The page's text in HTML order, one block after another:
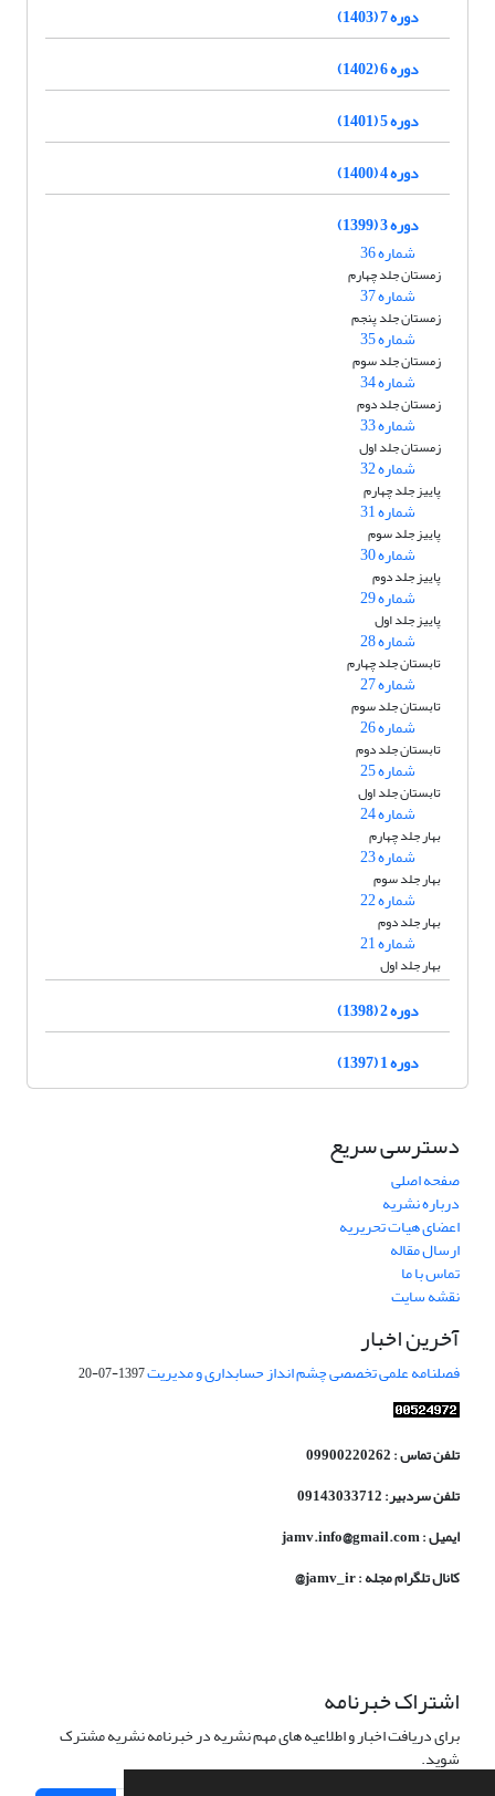
دوره 7 (1403)
دوره 6 (1402)
دوره 5 (1401)
دوره 4 (1400)
دوره 3 (1399)
شماره 36
زمستان جلد چهارم
شماره 37
زمستان جلد پنجم
شماره 35
زمستان جلد سوم
شماره 34
زمستان جلد دوم
شماره 33
زمستان جلد اول
شماره 32
پاییز جلد چهارم
شماره 31
پاییز جلد سوم
شماره 30
پاییز جلد دوم
شماره 29
پاییز جلد اول
شماره 28
تابستان جلد چهارم
شماره 27
تابستان جلد سوم
شماره 26
تابستان جلد دوم
شماره 25
تابستان جلد اول
شماره 24
بهار جلد چهارم
شماره 23
بهار جلد سوم
شماره 22
بهار جلد دوم
شماره 21
بهار جلد اول
دوره 2 (1398)
دوره 1 (1397)
دسترسی سریع
صفحه اصلی
درباره نشریه
اعضای هیات تحریریه
ارسال مقاله
تماس با ما
نقشه سایت
آخرین اخبار
فصلنامه علمی تخصصی چشم انداز حسابداری و مدیریت1397-07-20
تلفن تماس : 09900220262
تلفن سردبیر: 09143033712
ایمیل : jamv.info@gmail.com
کانال تلگرام مجله : jamv_ir@
اشتراک خبرنامه
برای دریافت اخبار و اطلاعیه های مهم نشریه در خبرنامه نشریه مشترک
شوید.